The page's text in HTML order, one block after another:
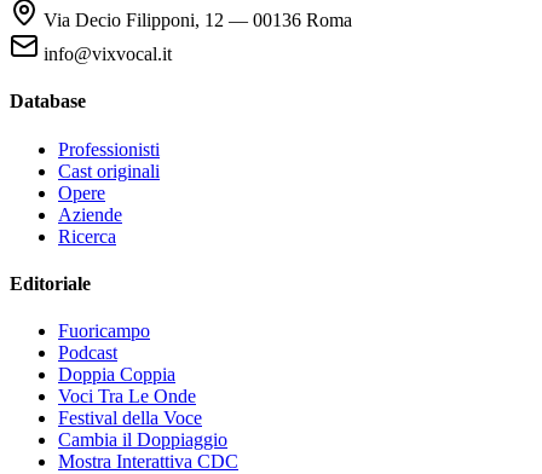
Via Decio Filipponi, 12 — 00136 Roma
info@vixvocal.it
Database
Professionisti
Cast originali
Opere
Aziende
Ricerca
Editoriale
Fuoricampo
Podcast
Doppia Coppia
Voci Tra Le Onde
Festival della Voce
Cambia il Doppiaggio
Mostra Interattiva CDC